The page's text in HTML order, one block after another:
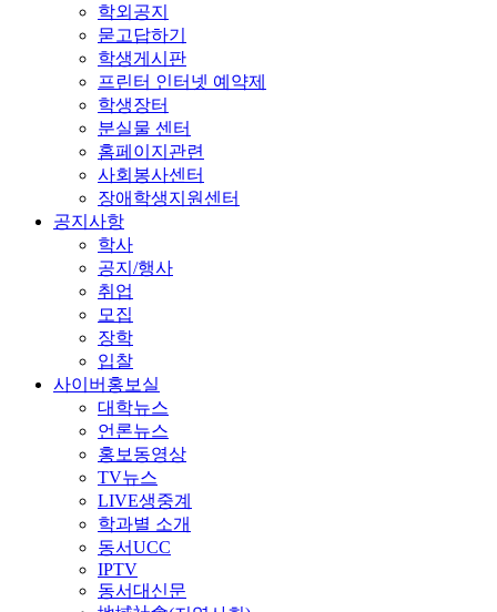
학외공지
묻고답하기
학생게시판
프린터 인터넷 예약제
학생장터
분실물 센터
홈페이지관련
사회봉사센터
장애학생지원센터
공지사항
학사
공지/행사
취업
모집
장학
입찰
사이버홍보실
대학뉴스
언론뉴스
홍보동영상
TV뉴스
LIVE생중계
학과별 소개
동서UCC
IPTV
동서대신문